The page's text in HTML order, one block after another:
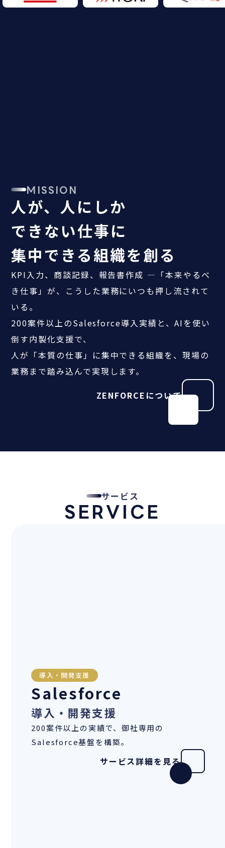
MISSION
人が、人にしか
できない仕事に
集中できる組織を創る
KPI入力、商談記録、報告書作成 ―「本来やるべ
き仕事」が、こうした業務にいつも押し流されて
いる。
200案件以上のSalesforce導入実績と、AIを使い
倒す内製化支援で、
人が「本質の仕事」に集中できる組織を、現場の
業務まで踏み込んで実現します。
ZENFORCEについて
サービス
SERVICE
導入・開発支援
Salesforce
導入・開発支援
200案件以上の実績で、御社専用の
Salesforce基盤を構築。
サービス詳細を見る